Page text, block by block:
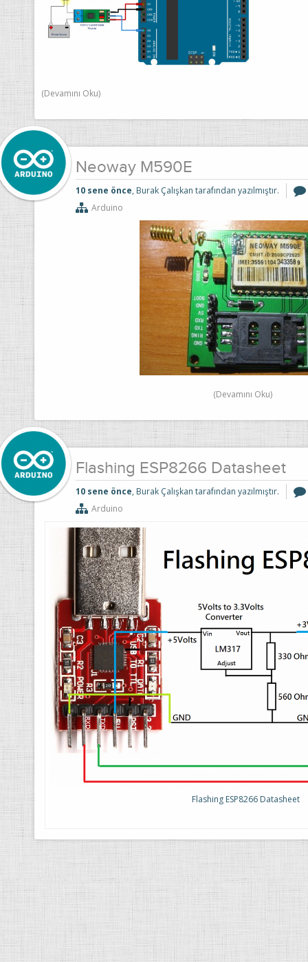
(Devamını Oku)
Neoway M590E
10 sene önce, Burak Çalışkan tarafından yazılmıştır.
Arduino
(Devamını Oku)
Flashing ESP8266 Datasheet
10 sene önce, Burak Çalışkan tarafından yazılmıştır.
Arduino
Flashing ESP8266 Datasheet